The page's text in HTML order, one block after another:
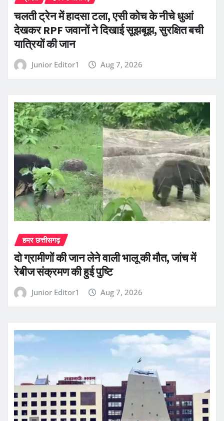
चलती ट्रेन में हादसा टला, एसी कोच के नीचे धुआं
देखकर RPF जवानों ने दिखाई सूझबूझ, सुरक्षित बची
यात्रियों की जान
Junior Editor1 Aug 7, 2026
हमर छत्तीसगढ़
दो ग्रामीणों की जान लेने वाली भालू की मौत, जांच में
रेबीज संक्रमण की हुई पुष्टि
Junior Editor1 Aug 7, 2026